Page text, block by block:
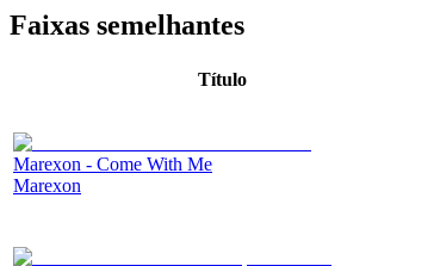
Faixas semelhantes
Título
Marexon - Come With Me
Marexon